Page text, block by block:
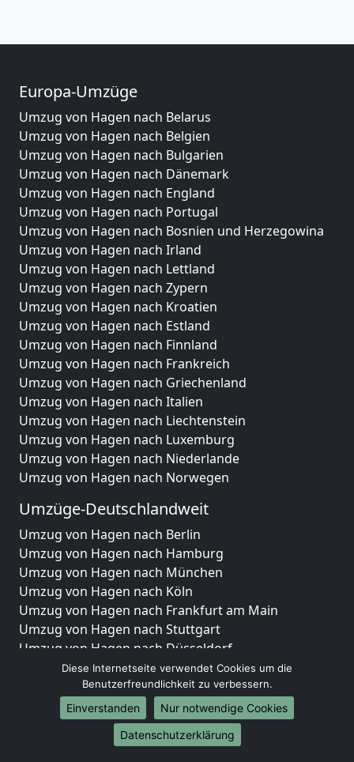
Europa-Umzüge
Umzug von Hagen nach Belarus
Umzug von Hagen nach Belgien
Umzug von Hagen nach Bulgarien
Umzug von Hagen nach Dänemark
Umzug von Hagen nach England
Umzug von Hagen nach Portugal
Umzug von Hagen nach Bosnien und Herzegowina
Umzug von Hagen nach Irland
Umzug von Hagen nach Lettland
Umzug von Hagen nach Zypern
Umzug von Hagen nach Kroatien
Umzug von Hagen nach Estland
Umzug von Hagen nach Finnland
Umzug von Hagen nach Frankreich
Umzug von Hagen nach Griechenland
Umzug von Hagen nach Italien
Umzug von Hagen nach Liechtenstein
Umzug von Hagen nach Luxemburg
Umzug von Hagen nach Niederlande
Umzug von Hagen nach Norwegen
Umzüge-Deutschlandweit
Umzug von Hagen nach Berlin
Umzug von Hagen nach Hamburg
Umzug von Hagen nach München
Umzug von Hagen nach Köln
Umzug von Hagen nach Frankfurt am Main
Umzug von Hagen nach Stuttgart
Umzug von Hagen nach Düsseldorf
Umzug von Hagen nach Leipzig
Umzug von Hagen nach Dortmund
Umzug von Hagen nach Essen
Umzug von Hagen nach Bremen
Umzug von Hagen nach Dresden
Diese Internetseite verwendet Cookies um die
Benutzerfreundlichkeit zu verbessern.
Einverstanden
Nur notwendige Cookies
Datenschutzerklärung